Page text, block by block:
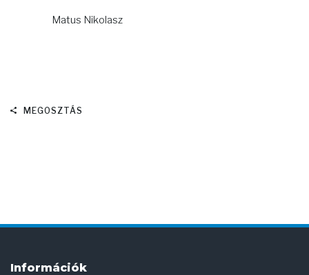
Matus Nikolasz
MEGOSZTÁS
Információk